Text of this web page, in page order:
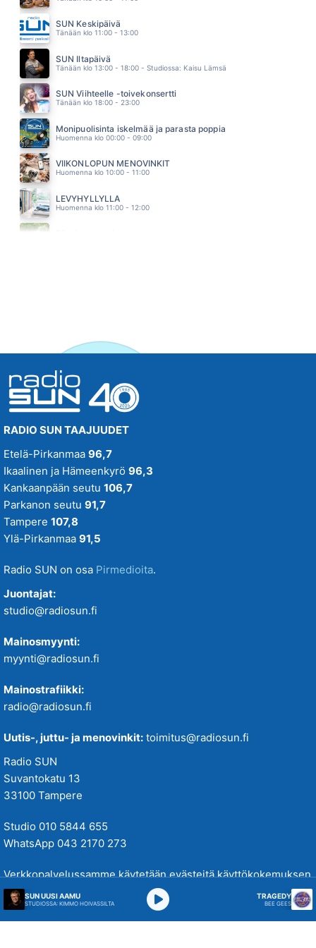
KAIJA KOO
01.55
PHILHARMONIC
01.51
SUN Keskipäivä
Tänään klo 11:00 - 13:00
SUN Iltapäivä
Tänään klo 13:00 - 18:00 - Studiossa: Kaisu Lämsä
SUN Viihteelle -toivekonsertti
Tänään klo 18:00 - 23:00
Monipuolisinta iskelmää ja parasta poppia
Huomenna klo 00:00 - 09:00
VIIKONLOPUN MENOVINKIT
Huomenna klo 10:00 - 11:00
LEVYHYLLYLLÄ
Huomenna klo 11:00 - 12:00
RADIO SUN TAAJUUDET
Etelä-Pirkanmaa 96,7
Ikaalinen ja Hämeenkyrö 96,3
Kankaanpään seutu 106,7
Parkanon seutu 91,7
Tampere 107,8
Ylä-Pirkanmaa 91,5
Radio SUN on osa Pirmedioita.
Juontajat:
studio@radiosun.fi
Mainosmyynti:
myynti@radiosun.fi
Mainostrafiikki:
radio@radiosun.fi
Uutis-, juttu- ja menovinkit: toimitus@radiosun.fi
Radio SUN
Suvantokatu 13
33100 Tampere
Studio 010 5844 655
WhatsApp 043 2170 273
Verkkopalvelussamme käytetään evästeitä käyttökokemuksen
parantamiseksi. Tutustu tietosuojakäytäntöihimme täällä.
SUN UUSI AAMU
STUDIOSSA: KIMMO HOIVASSILTA
TRAGEDY
BEE GEES